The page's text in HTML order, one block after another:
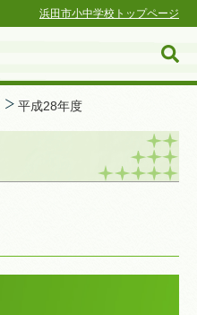
浜田市小中学校トップページ
平成28年度